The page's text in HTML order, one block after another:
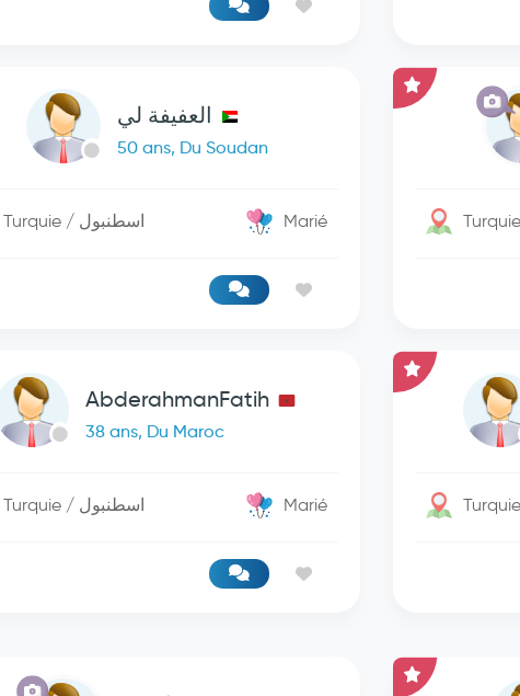
العفيفة لي
50 ans, Du Soudan
Turquie / اسطنبول Marié
AbderahmanFatih
38 ans, Du Maroc
Turquie / اسطنبول Marié